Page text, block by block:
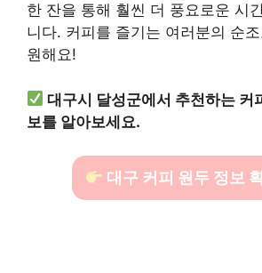
한 잔을 통해 훨씬 더 풍요로운 시
니다. 커피를 즐기는 여러분의 순
원해요!
대구시 달성군에서 추천하는 커
보를 알아보세요.
대구 커피 원두 정보